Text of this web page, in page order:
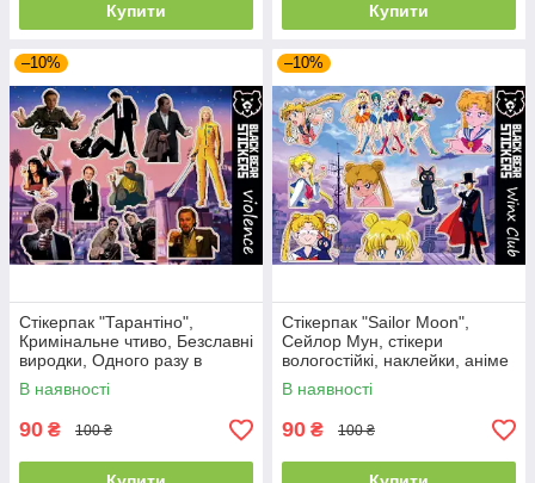
Купити Купити
–10%
Стікерпак "Тарантіно",
Кримінальне чтиво, Безславні
виродки, Одного разу в
Голівуді, Вбити Біла, Джанго,
стікери вологостійкі,
В наявності
90 ₴ 100 ₴
–10%
Стікерпак "Sailor Moon",
Сейлор Мун, стікери
вологостійкі, наклейки, аніме
В наявності
90 ₴ 100 ₴